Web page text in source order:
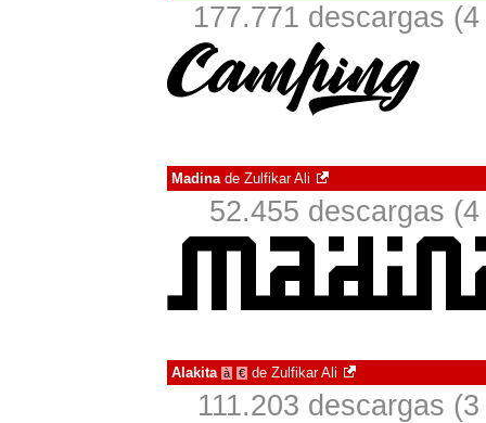
177.771 descargas
Madinade Zulfikar Ali
52.455 descargas
Alakita à € de Zulfikar Ali
111.203 descargas